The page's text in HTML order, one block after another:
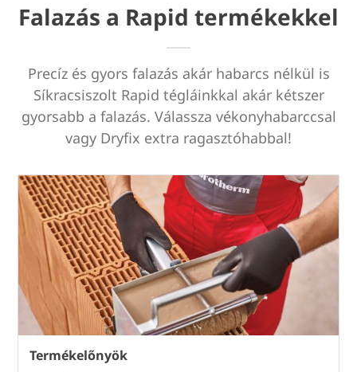
Falazás a Rapid termékekkel
Precíz és gyors falazás akár habarcs nélkül is
Síkracsiszolt Rapid tégláinkkal akár kétszer
gyorsabb a falazás. Válassza vékonyhabarccsal
vagy Dryfix extra ragasztóhabbal!
Termékelőnyök